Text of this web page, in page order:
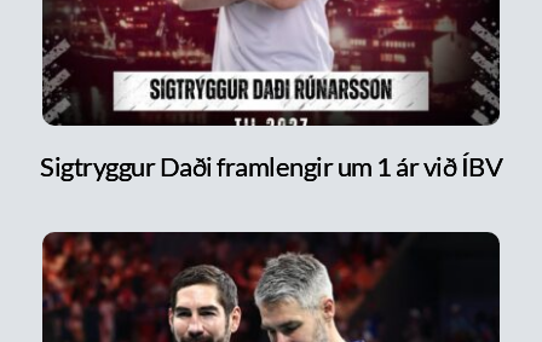
Sigtryggur Daði framlengir um 1 ár við ÍBV